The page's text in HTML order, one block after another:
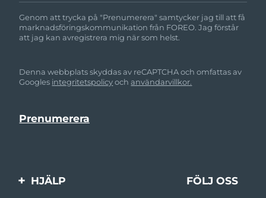
Genom att trycka på "Prenumerera" samtycker jag till att få
marknadsföringskommunikation från FOREO. Jag förstår
att jag kan avregistrera mig när som helst.
Denna webbplats skyddas av reCAPTCHA och omfattas av
Googles integritetspolicyochanvändarvillkor.
HJÄLP FÖLJ OSS